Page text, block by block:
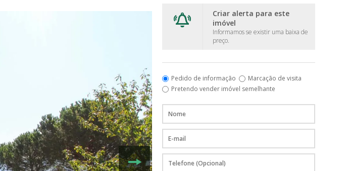
Criar alerta para este
imóvel
Informamos se existir uma baixa de
preço.
Pedido de informação
Marcação de visita
Pretendo vender imóvel semelhante